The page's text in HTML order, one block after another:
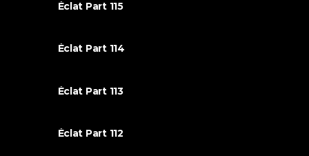
Éclat Part 115
Éclat Part 114
Éclat Part 113
Éclat Part 112